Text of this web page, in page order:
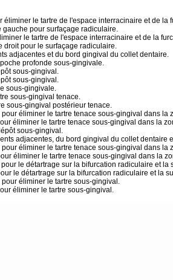
éliminer le tartre de l'espace interracinaire et de la
gauche pour surfaçage radiculaire.
le tartre de l'espace interracinaire et de la
droit pour le surfaçage radiculaire.
adjacentes et du bord gingival du collet dentaire.
profonde sous-gingivale.
sous-gingival.
sous-gingival.
sous-gingivale.
sous-gingival tenace.
sous-gingival postérieur tenace.
éliminer le tartre tenace sous-gingival dans la
éliminer le tartre tenace sous-gingival dans la
sous-gingival.
adjacentes, du bord gingival du collet
éliminer le tartre tenace sous-gingival dans la
éliminer le tartre tenace sous-gingival dans la
le détartrage sur la bifurcation radiculaire et
le détartrage sur la bifurcation radiculaire et la
éliminer le tartre sous-gingival.
éliminer le tartre sous-gingival.